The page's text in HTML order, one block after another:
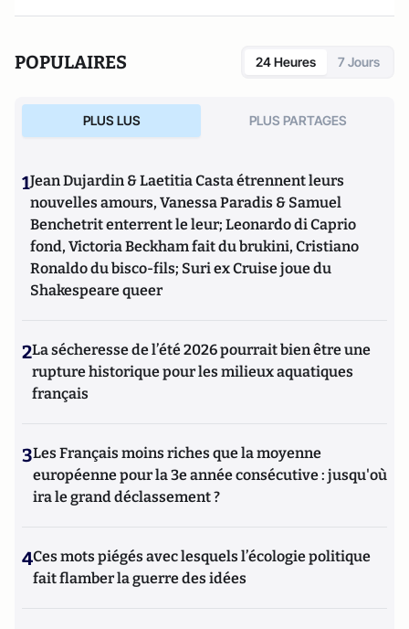
POPULAIRES 24 Heures 7 Jours
PLUS LUS PLUS PARTAGES
1Jean Dujardin & Laetitia Casta étrennent leurs
nouvelles amours, Vanessa Paradis & Samuel
Benchetrit enterrent le leur; Leonardo di Caprio
fond, Victoria Beckham fait du brukini, Cristiano
Ronaldo du bisco-fils; Suri ex Cruise joue du
Shakespeare queer
2La sécheresse de l’été 2026 pourrait bien être une
rupture historique pour les milieux aquatiques
français
3Les Français moins riches que la moyenne
européenne pour la 3e année consécutive : jusqu'où
ira le grand déclassement ?
4Ces mots piégés avec lesquels l’écologie politique
fait flamber la guerre des idées